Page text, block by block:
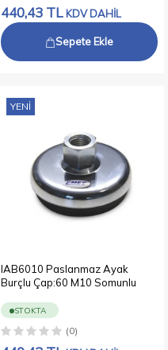
440,43 TL KDV DAHİL
Sepete Ekle
YENI
IAB6010 Paslanmaz Ayak
Burçlu Çap:60 M10 Somunlu
STOKTA
(0)